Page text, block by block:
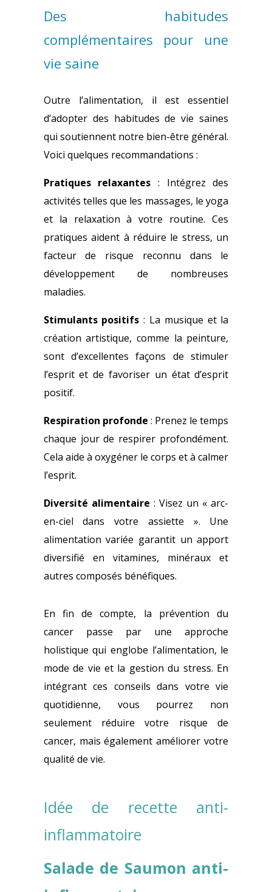
Des habitudes
complémentaires pour une
vie saine
Outre l’alimentation, il est essentiel
d’adopter des habitudes de vie saines
qui soutiennent notre bien-être général.
Voici quelques recommandations :
Pratiques relaxantes : Intégrez des
activités telles que les massages, le yoga
et la relaxation à votre routine. Ces
pratiques aident à réduire le stress, un
facteur de risque reconnu dans le
développement de nombreuses
maladies.
Stimulants positifs : La musique et la
création artistique, comme la peinture,
sont d’excellentes façons de stimuler
l’esprit et de favoriser un état d’esprit
positif.
Respiration profonde : Prenez le temps
chaque jour de respirer profondément.
Cela aide à oxygéner le corps et à calmer
l’esprit.
Diversité alimentaire : Visez un « arc-
en-ciel dans votre assiette ». Une
alimentation variée garantit un apport
diversifié en vitamines, minéraux et
autres composés bénéfiques.
En fin de compte, la prévention du
cancer passe par une approche
holistique qui englobe l’alimentation, le
mode de vie et la gestion du stress. En
intégrant ces conseils dans votre vie
quotidienne, vous pourrez non
seulement réduire votre risque de
cancer, mais également améliorer votre
qualité de vie.
Idée de recette anti-
inflammatoire
Salade de Saumon anti-